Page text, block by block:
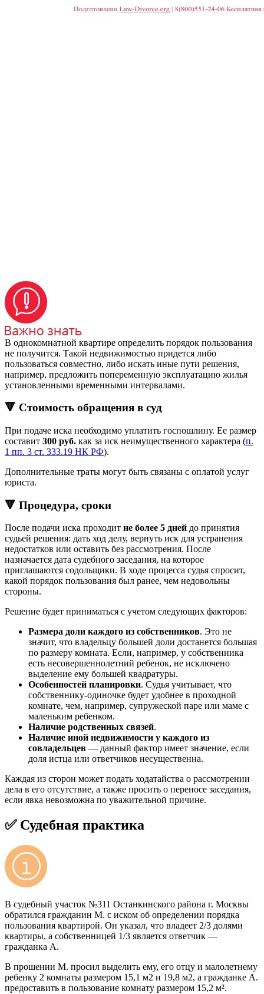
В однокомнатной квартире определить порядок пользования
не получится. Такой недвижимостью придется либо
пользоваться совместно, либо искать иные пути решения,
например, предложить попеременную эксплуатацию жилья
установленными временными интервалами.
🔻 Стоимость обращения в суд
При подаче иска необходимо уплатить госпошлину. Ее размер
составит 300 руб. как за иск неимущественного характера (п.
1 пп. 3 ст. 333.19 НК РФ).
Дополнительные траты могут быть связаны с оплатой услуг
юриста.
🔻 Процедура, сроки
После подачи иска проходит не более 5 дней до принятия
судьей решения: дать ход делу, вернуть иск для устранения
недостатков или оставить без рассмотрения. После
назначается дата судебного заседания, на которое
приглашаются содольщики. В ходе процесса судья спросит,
какой порядок пользования был ранее, чем недовольны
стороны.
Решение будет приниматься с учетом следующих факторов:
Размера доли каждого из собственников. Это не
значит, что владельцу большей доли достанется большая
по размеру комната. Если, например, у собственника
есть несовершеннолетний ребенок, не исключено
выделение ему большей квадратуры.
Особенностей планировки. Судья учитывает, что
собственнику-одиночке будет удобнее в проходной
комнате, чем, например, супружеской паре или маме с
маленьким ребенком.
Наличие родственных связей.
Наличие иной недвижимости у каждого из
совладельцев — данный фактор имеет значение, если
доля истца или ответчиков несущественна.
Каждая из сторон может подать ходатайства о рассмотрении
дела в его отсутствие, а также просить о переносе заседания,
если явка невозможна по уважительной причине.
✅ Судебная практика
В судебный участок №311 Останкинского района г. Москвы
обратился гражданин М. с иском об определении порядка
пользования квартирой. Он указал, что владеет 2/3 долями
квартиры, а собственницей 1/3 является ответчик —
гражданка А.
В прошении М. просил выделить ему, его отцу и малолетнему
ребенку 2 комнаты размером 15,1 м2 и 19,8 м2, а гражданке А.
предоставить в пользование комнату размером 15,2 м².